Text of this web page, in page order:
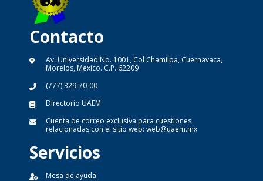
Contacto
Av. Universidad No. 1001, Col Chamilpa, Cuernavaca,
Morelos, México. C.P. 62209
(777) 329-70-00
Directorio UAEM
Cuenta de correo exclusiva para cuestiones
relacionadas con el sitio web: web@uaem.mx
Servicios
Mesa de ayuda